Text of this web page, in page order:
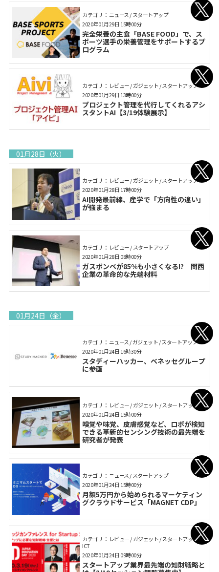
カテゴリ： ニュース / スタートアップ
完全栄養の主食「BASE FOOD」で、ス
ポーツ選手の栄養管理をサポートするプ
ログラム
2020年01月29日 15時00分
カテゴリ： レビュー / ガジェット / スタートアップ
プロジェクト管理を代行してくれるアシ
スタントAI【3/19体験展示】
2020年01月29日 13時00分
01月28日（火）
カテゴリ： レビュー / ガジェット / スタートアップ
AI開発最前線、産学で「方向性の違い」
が強まる
2020年01月28日 17時00分
カテゴリ： レビュー / スタートアップ
ガスボンベが85%も小さくなる!? 関西
企業の革命的な先端材料
2020年01月28日 08時00分
01月24日（金）
カテゴリ： ニュース / ガジェット / スタートアップ
スタディーハッカー、ベネッセグループ
に参画
2020年01月24日 16時30分
カテゴリ： レビュー / ガジェット / スタートアップ
嗅覚や味覚、皮膚感覚など、ロボが検知
できる革新的センシング技術の最先端を
研究者が発表
2020年01月24日 15時00分
カテゴリ： ニュース / スタートアップ
月額5万円から始められるマーケティン
グクラウドサービス「MAGNET CDP」
2020年01月24日 15時00分
カテゴリ： レビュー / ガジェット / スタートアップ /
ICT
スタートアップ業界最先端の知財戦略と
2020年01月24日 09時00分